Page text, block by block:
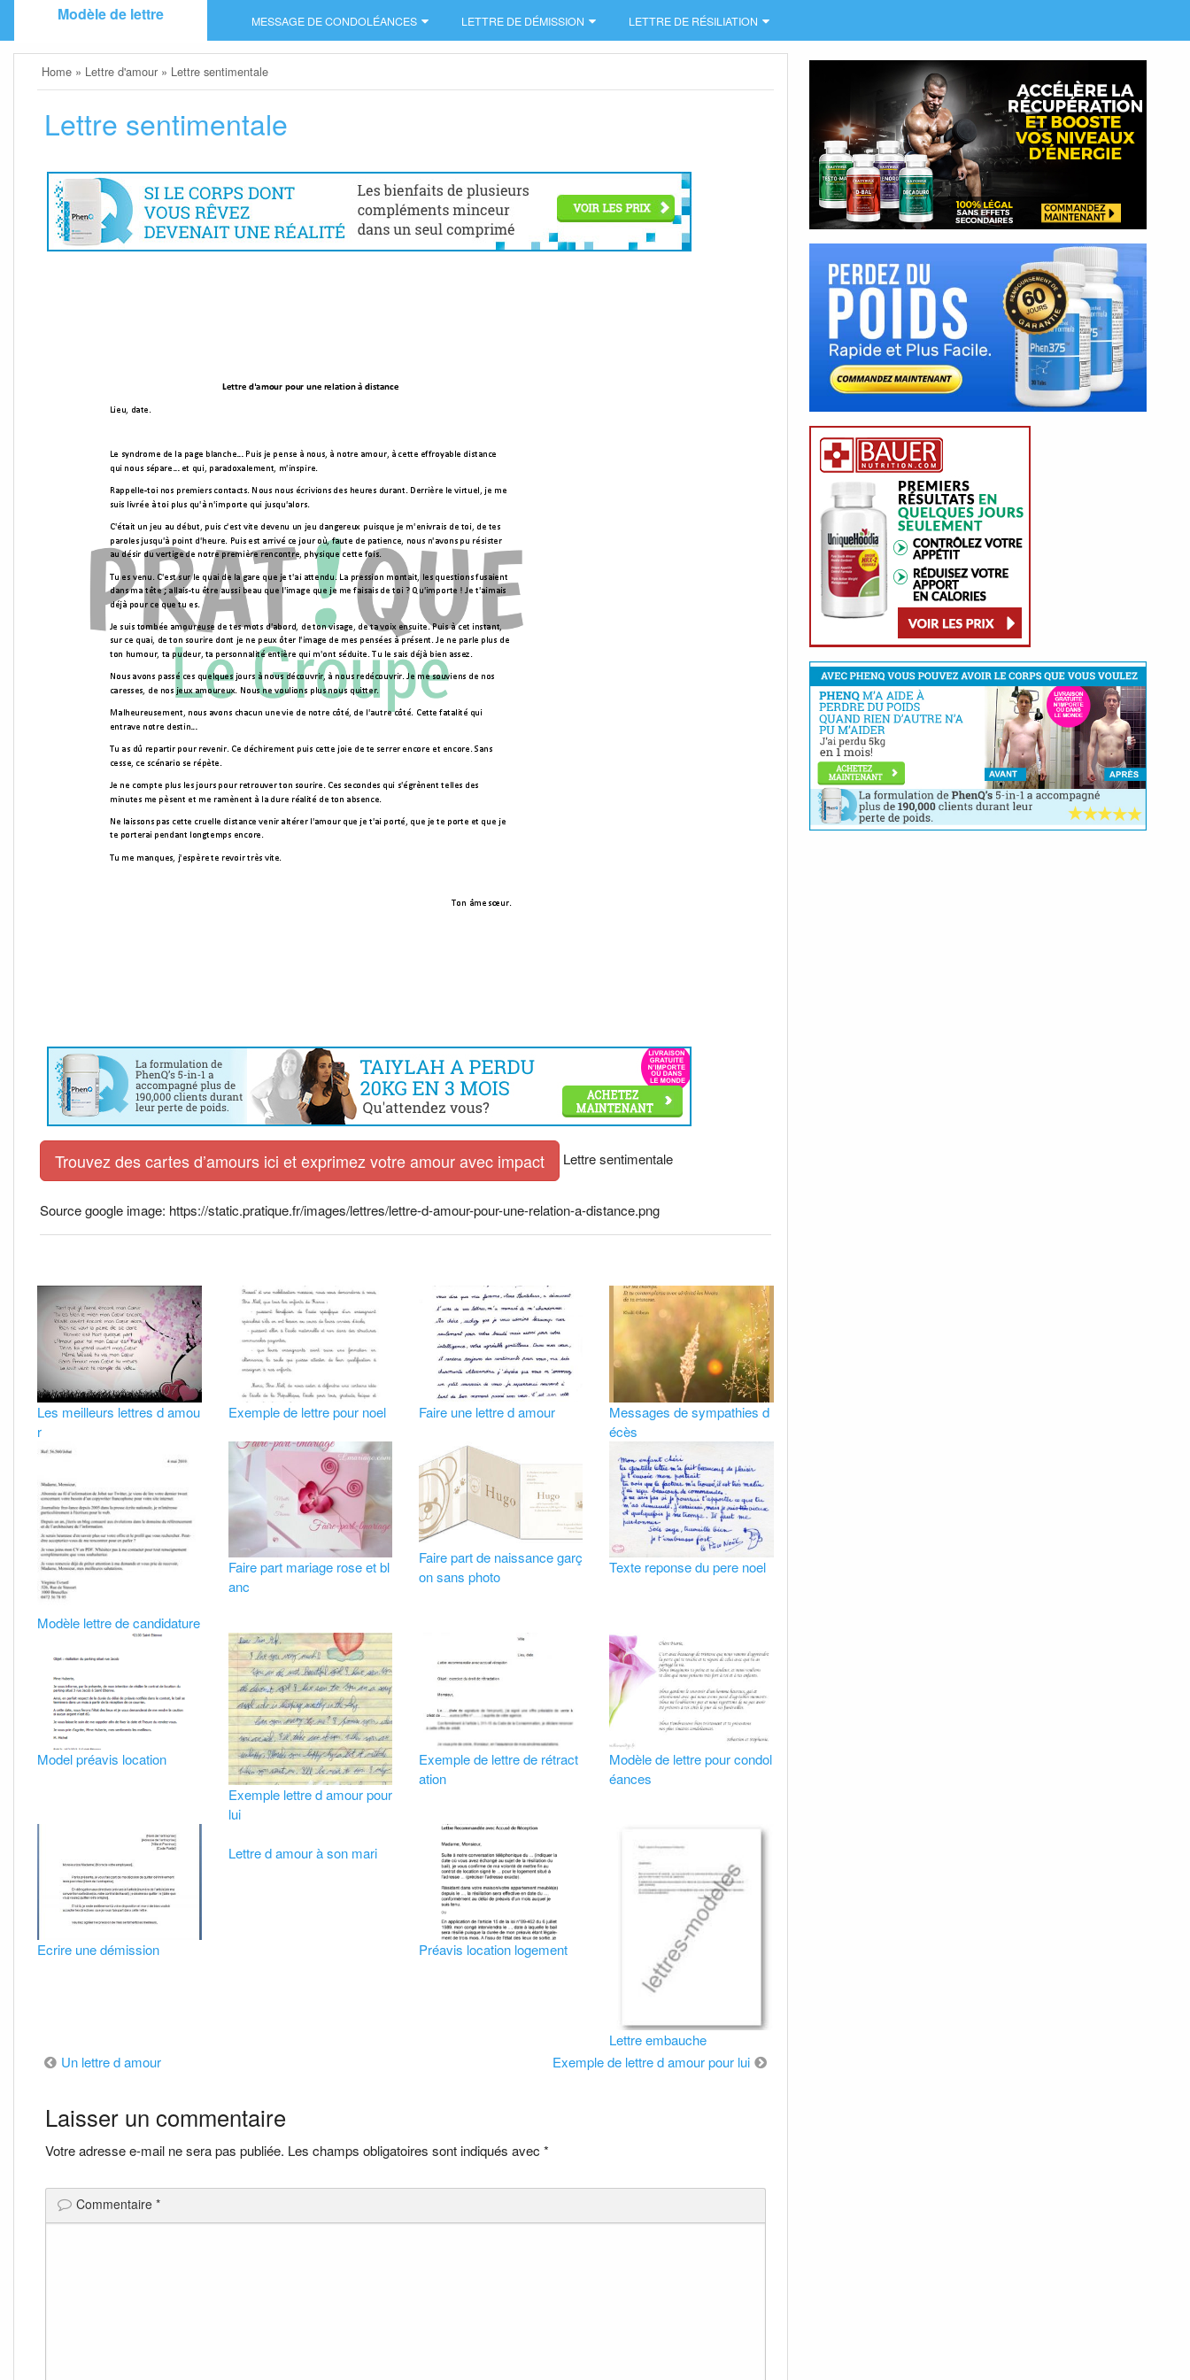
Modèle de lettre MESSAGE DE CONDOLÉANCES LETTRE DE DÉMISSION LETTRE DE RÉSILIATION
Home » Lettre d'amour » Lettre sentimentale
Lettre sentimentale
Trouvez des cartes d’amours ici et exprimez votre amour avec impact Lettre sentimentale
Source google image: https://static.pratique.fr/images/lettres/lettre-d-amour-pour-une-relation-a-distance.png
Les meilleurs lettres d amou
r
Exemple de lettre pour noel Faire une lettre d amour
Messages de sympathies d
écès
Modèle lettre de candidature
Faire part mariage rose et bl
anc
Faire part de naissance garç
on sans photo
Texte reponse du pere noel
Model préavis location
Exemple lettre d amour pour
lui
Exemple de lettre de rétract
ation
Modèle de lettre pour condol
éances
Ecrire une démission
Lettre d amour à son mari
Préavis location logement
Lettre embauche
Navigation
de
l’article
Un lettre d amour Exemple de lettre d amour pour lui
Laisser un commentaire
Votre adresse e-mail ne sera pas publiée. Les champs obligatoires sont indiqués avec *
Commentaire *